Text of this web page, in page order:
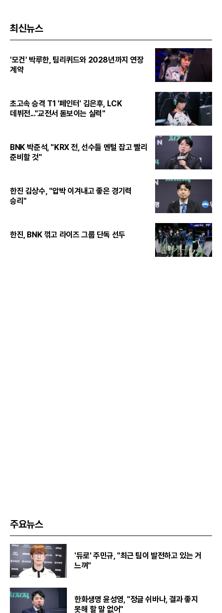
최신뉴스
'모건' 박루한, 팀리퀴드와 2028년까지 연장
계약
초고속 승격 T1 '페인터' 김은후, LCK
데뷔전..."교전서 돋보이는 실력"
BNK 박준석, "KRX 전, 선수들 멘털 잡고 빨리
준비할 것"
한진 김상수, "압박 이겨내고 좋은 경기력
승리"
한진, BNK 꺾고 라이즈 그룹 단독 선두
주요뉴스
'듀로' 주민규, "최근 팀이 발전하고 있는 거
느껴"
한화생명 윤성영, "정글 쉬바나, 결과 좋지
못해 할 말 없어"